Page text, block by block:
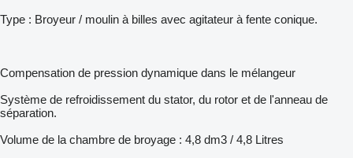
Type : Broyeur / moulin à billes avec agitateur à fente conique.
Compensation de pression dynamique dans le mélangeur
Système de refroidissement du stator, du rotor et de l'anneau de
séparation.
Volume de la chambre de broyage : 4,8 dm3 / 4,8 Litres